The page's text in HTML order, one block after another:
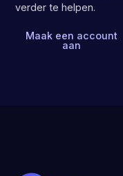
verder te helpen.
Maak een account
aan